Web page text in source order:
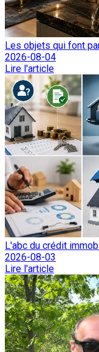
Les objets qui font
2026-08-04
Lire l'article
L'abc du crédit
2026-08-03
Lire l'article